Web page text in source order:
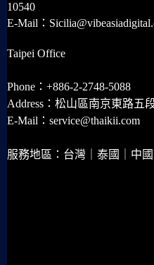
10540
E-Mail：
Taipei Office
Phone：+886-2-2748-5088
Address：松山區南京東路五
E-Mail：service@thaikii.com
服務地區：台灣｜泰國｜中